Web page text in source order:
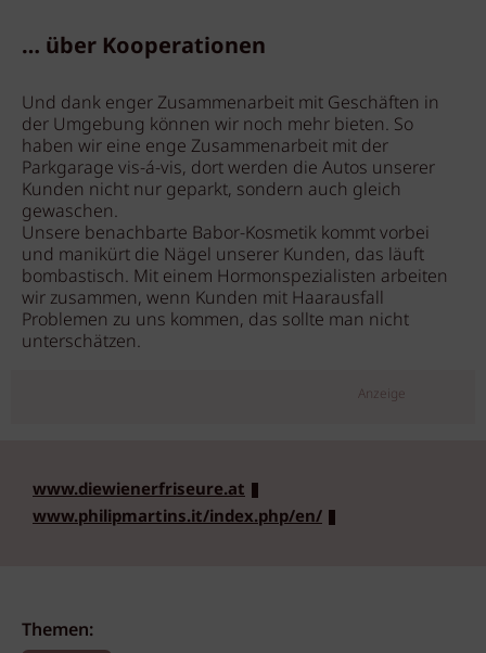
… über Kooperationen
Und dank enger Zusammenarbeit mit Geschäften in
der Umgebung können wir noch mehr bieten. So
haben wir eine enge Zusammenarbeit mit der
Parkgarage vis-á-vis, dort werden die Autos unserer
Kunden nicht nur geparkt, sondern auch gleich
gewaschen.
Unsere benachbarte Babor-Kosmetik kommt vorbei
und manikürt die Nägel unserer Kunden, das läuft
bombastisch. Mit einem Hormonspezialisten arbeiten
wir zusammen, wenn Kunden mit Haarausfall
Problemen zu uns kommen, das sollte man nicht
unterschätzen.
Anzeige
www.diewienerfriseure.at
www.philipmartins.it/index.php/en/
Themen: